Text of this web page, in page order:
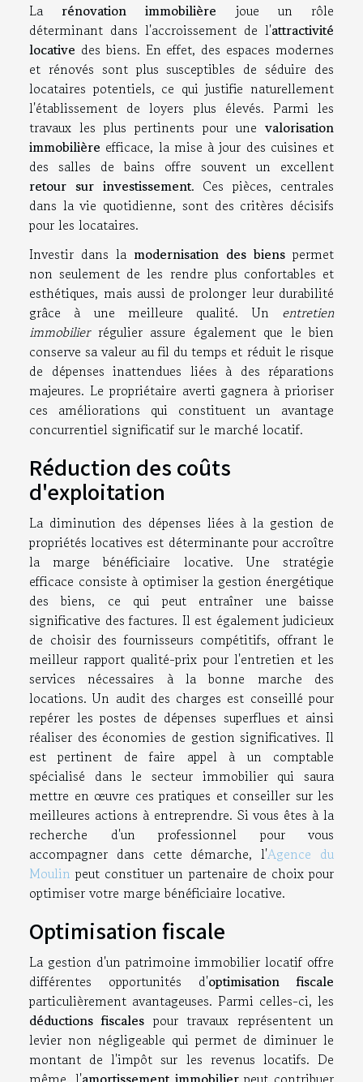
La rénovation immobilière joue un rôle
déterminant dans l'accroissement de l'attractivité
locative des biens. En effet, des espaces modernes
et rénovés sont plus susceptibles de séduire des
locataires potentiels, ce qui justifie naturellement
l'établissement de loyers plus élevés. Parmi les
travaux les plus pertinents pour une valorisation
immobilière efficace, la mise à jour des cuisines et
des salles de bains offre souvent un excellent
retour sur investissement. Ces pièces, centrales
dans la vie quotidienne, sont des critères décisifs
pour les locataires.
Investir dans la modernisation des biens permet
non seulement de les rendre plus confortables et
esthétiques, mais aussi de prolonger leur durabilité
grâce à une meilleure qualité. Un entretien
immobilierrégulier assure également que le bien
conserve sa valeur au fil du temps et réduit le risque
de dépenses inattendues liées à des réparations
majeures. Le propriétaire averti gagnera à prioriser
ces améliorations qui constituent un avantage
concurrentiel significatif sur le marché locatif.
Réduction des coûts
d'exploitation
La diminution des dépenses liées à la gestion de
propriétés locatives est déterminante pour accroître
la marge bénéficiaire locative. Une stratégie
efficace consiste à optimiser la gestion énergétique
des biens, ce qui peut entraîner une baisse
significative des factures. Il est également judicieux
de choisir des fournisseurs compétitifs, offrant le
meilleur rapport qualité-prix pour l'entretien et les
services nécessaires à la bonne marche des
locations. Un audit des charges est conseillé pour
repérer les postes de dépenses superflues et ainsi
réaliser des économies de gestion significatives. Il
est pertinent de faire appel à un comptable
spécialisé dans le secteur immobilier qui saura
mettre en œuvre ces pratiques et conseiller sur les
meilleures actions à entreprendre. Si vous êtes à la
recherche d'un professionnel pour vous
accompagner dans cette démarche, l'Agence du
Moulin peut constituer un partenaire de choix pour
optimiser votre marge bénéficiaire locative.
Optimisation fiscale
La gestion d'un patrimoine immobilier locatif offre
différentes opportunités d'optimisation fiscale
particulièrement avantageuses. Parmi celles-ci, les
déductions fiscales pour travaux représentent un
levier non négligeable qui permet de diminuer le
montant de l'impôt sur les revenus locatifs. De